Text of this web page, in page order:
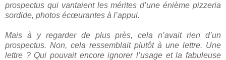
prospectus qui vantaient les mérites d’une énième pizzeria
sordide, photos écœurantes à l’appui.
Mais à y regarder de plus près, cela n’avait rien d’un
prospectus. Non, cela ressemblait plutôt à une lettre. Une
lettre ? Qui pouvait encore ignorer l’usage et la fabuleuse